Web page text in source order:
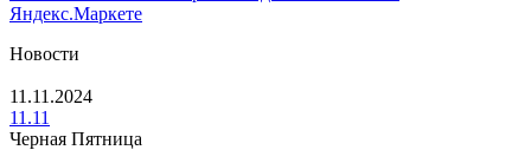
Новости
11.11.2024
11.11
Черная Пятница